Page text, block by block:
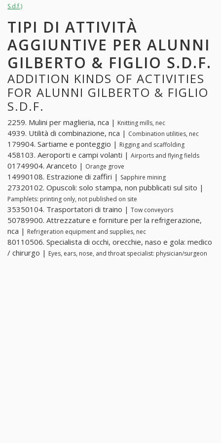
S.d.f.)
TIPI DI ATTIVITÀ
AGGIUNTIVE PER ALUNNI
GILBERTO & FIGLIO S.D.F.
ADDITION KINDS OF ACTIVITIES
FOR ALUNNI GILBERTO & FIGLIO
S.D.F.
2259. Mulini per maglieria, nca | Knitting mills, nec
4939. Utilità di combinazione, nca | Combination utilities, nec
179904. Sartiame e ponteggio | Rigging and scaffolding
458103. Aeroporti e campi volanti | Airports and flying fields
01749904. Aranceto | Orange grove
14990108. Estrazione di zaffiri | Sapphire mining
27320102. Opuscoli: solo stampa, non pubblicati sul sito |
Pamphlets: printing only, not published on site
35350104. Trasportatori di traino | Tow conveyors
50789900. Attrezzature e forniture per la refrigerazione,
nca | Refrigeration equipment and supplies, nec
80110506. Specialista di occhi, orecchie, naso e gola: medico
/ chirurgo | Eyes, ears, nose, and throat specialist: physician/surgeon